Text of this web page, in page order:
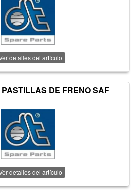
detalles del artículo
PASTILLAS DE FRENO SAF
detalles del artículo